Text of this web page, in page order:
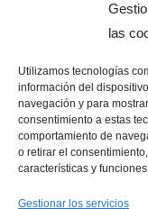
las
Utilizamos tecnologías
información del
navegación y para
consentimiento a estas
comportamiento de
o retirar el
características y
Gestionar los servicios
Entradas
Qué ventajas